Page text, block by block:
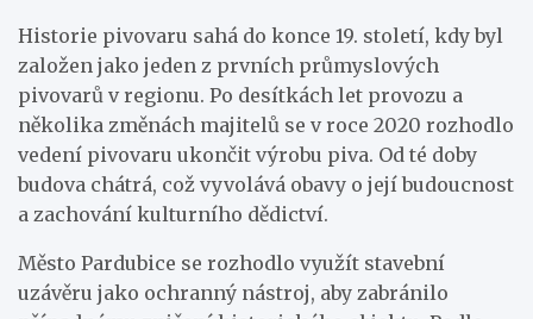
Historie pivovaru sahá do konce 19. století, kdy byl
založen jako jeden z prvních průmyslových
pivovarů v regionu. Po desítkách let provozu a
několika změnách majitelů se v roce 2020 rozhodlo
vedení pivovaru ukončit výrobu piva. Od té doby
budova chátrá, což vyvolává obavy o její budoucnost
a zachování kulturního dědictví.
Město Pardubice se rozhodlo využít stavební
uzávěru jako ochranný nástroj, aby zabránilo